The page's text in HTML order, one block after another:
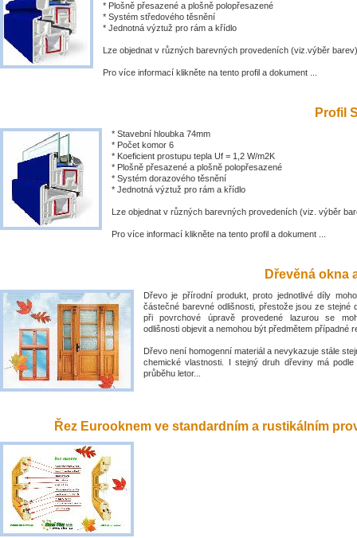
* Plošně přesazené a plošně polopřesazené
* Systém středového těsnění
* Jednotná výztuž pro rám a křídlo
Lze objednat v různých barevných provedeních (viz.výběr barev)
Pro více informací klikněte na tento profil a dokument ...
Profil
* Stavební hloubka 74mm
* Počet komor 6
* Koeficient prostupu tepla Uf = 1,2 W/m2K
* Plošně přesazené a plošně polopřesazené
* Systém dorazového těsnění
* Jednotná výztuž pro rám a křídlo
Lze objednat v různých barevných provedeních (viz. výběr
Pro více informací klikněte na tento profil a dokument ...
Dřevěná okna
Dřevo je přírodní produkt, proto jednotlivé díly
částečné barevné odlišnosti, přestože jsou ze stejné
při povrchové úpravě provedené lazurou se
odlišnosti objevit a nemohou být předmětem případné
Dřevo není homogenní materiál a nevykazuje stále
chemické vlastnosti. I stejný druh dřeviny má
průběhu letor...
Řez Eurooknem ve standardním a rustikálním